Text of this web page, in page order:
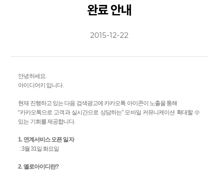
완료 안내
2015-12-22
안녕하세요.
아이디어키 입니다.
현재 진행하고 있는 다음 검색광고에 카카오톡 아이콘이 노출을 통해
“카카오톡으로 고객과 실시간으로 상담하는” 모바일 커뮤니케이션 확대할 수
있는 기회를 제공합니다.
1. 연계서비스 오픈 일자
: 3월 31일 화요일
2.옐로아이디란?